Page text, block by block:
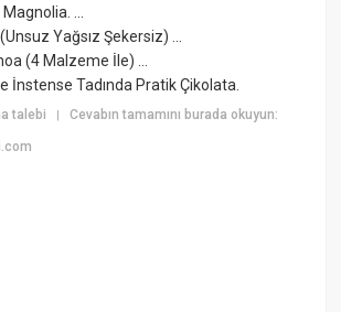
Magnolia. ...
Yağsız Şekersiz) ...
(4 Malzeme İle) ...
İnstense Tadında Pratik Çikolata.
talebi |Cevabın tamamını burada okuyun: